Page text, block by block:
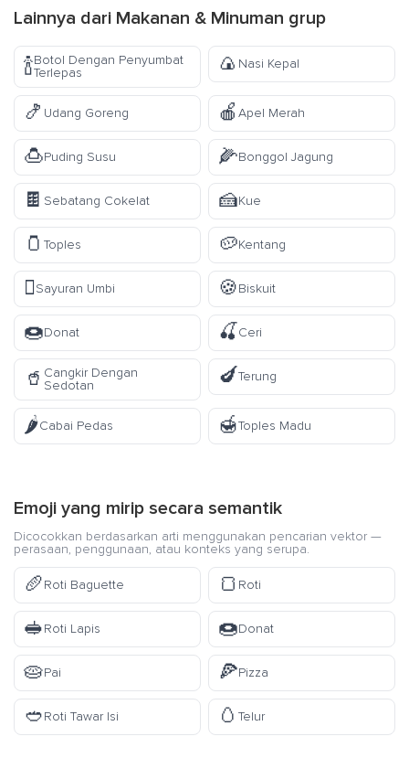
Lainnya dari Makanan & Minuman grup
🍾Botol Dengan Penyumbat
Terlepas
🍙 Nasi Kepal
🍤 Udang Goreng 🍎 Apel Merah
🍮Puding Susu 🌽Bonggol Jagung
🍫 Sebatang Cokelat 🍰Kue
🫙 Toples 🥔Kentang
🫜Sayuran Umbi 🍪Biskuit
🍩Donat 🍒 Ceri
🥤 Cangkir Dengan
Sedotan
🍆Terung
🌶️Cabai Pedas 🍯Toples Madu
Emoji yang mirip secara semantik
Dicocokkan berdasarkan arti menggunakan pencarian vektor —
perasaan, penggunaan, atau konteks yang serupa.
🥖Roti Baguette 🍞 Roti
🥪Roti Lapis 🍩Donat
🥧Pai 🍕Pizza
🥙Roti Tawar Isi 🥚 Telur